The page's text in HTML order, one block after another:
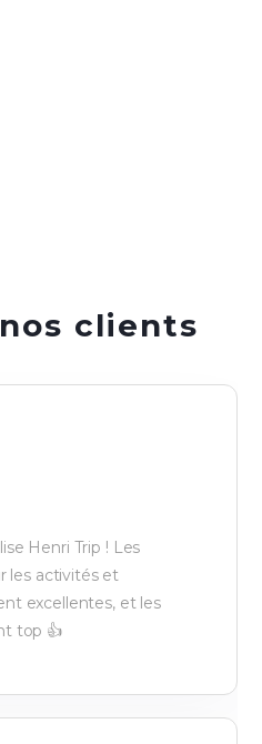
clients
Henri Trip ! Les
les activités et
excellentes, et les
top 👍